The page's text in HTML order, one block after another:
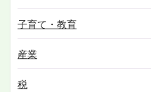
子育て・教育
産業
税